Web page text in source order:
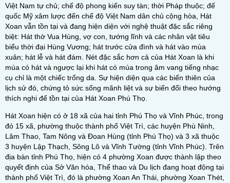
Việt Nam tự chủ; chế độ phong kiến suy tàn; thời Pháp thuộc; đế
quốc Mỹ xâm lược đến chế độ Việt Nam dân chủ cộng hòa, Hát
Xoan vẫn tồn tại và đang hiện diện với nghệ thuật đặc sắc riêng
biệt: Hát thờ Vua Hùng, vợ con, tướng lĩnh và các nhân vật tiêu
biểu thời đại Hùng Vương; hát trước cửa đình và hát vào mùa
xuân; hát lễ và hát đám. Nét đặc sắc hơn cả của Hát Xoan là khi
múa có hát và ngược lại khi hát có múa trong âm vang tiếng nhạc
cụ chỉ là một chiếc trống da. Sự hiện diện qua các biến thiên của
lịch sử đó, chứng tỏ sức sống mãnh liệt và sự biến đổi theo hướng
thích nghi để tồn tại của Hát Xoan Phú Thọ.
Hát Xoan hiện có ở 18 xã của hai tỉnh Phú Thọ và Vĩnh Phúc, trong
đó 15 xã, phường thuộc thành phố Việt Trì, các huyện Phù Ninh,
Lâm Thao, Tam Nông và Đoan Hùng (tỉnh Phú Thọ) và 3 xã thuộc
3 huyện Lập Thạch, Sông Lô và Vĩnh Tường (tỉnh Vĩnh Phúc). Trên
địa bàn tỉnh Phú Thọ, hiện có 4 phường Xoan được thành lập theo
quyết định của Sở Văn hóa, Thể thao và Du lịch đang hoạt động tại
thành phố Việt Trì, đó là phường Xoan An Thái, phường Xoan Thét,